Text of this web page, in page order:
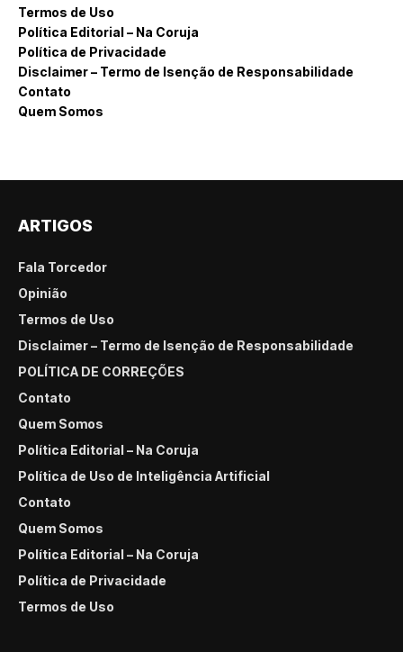
Termos de Uso
Política Editorial – Na Coruja
Política de Privacidade
Disclaimer – Termo de Isenção de Responsabilidade
Contato
Quem Somos
ARTIGOS
Fala Torcedor
Opinião
Termos de Uso
Disclaimer – Termo de Isenção de Responsabilidade
POLÍTICA DE CORREÇÕES
Contato
Quem Somos
Política Editorial – Na Coruja
Política de Uso de Inteligência Artificial
Contato
Quem Somos
Política Editorial – Na Coruja
Política de Privacidade
Termos de Uso